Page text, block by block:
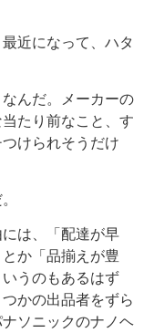
近になって、ハタ
んだ。メーカーの
たり前なこと、す
けられそうだけ
は、「配達が早
か「品揃えが豊
うのもあるはず
かの出品者をずら
ソニックのナノヘ